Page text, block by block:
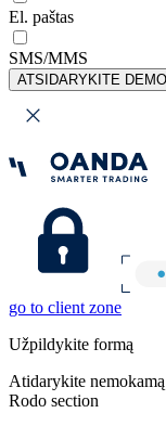
El. paštas
SMS/MMS
ATSIDARYKITE
go to client zone
Užpildykite formą
Atidarykite
Rodo section